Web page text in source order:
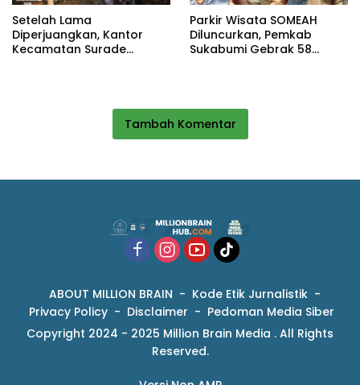
Setelah Lama
Diperjuangkan, Kantor
Kecamatan Surade
Parkir Wisata SOMEAH
Diluncurkan, Pemkab
Sukabumi Gebrak 58
Tambah Komentar
ABOUT MILLION BRAIN
Kode Etik Jurnalistik
Privacy Policy
Disclaimer
Pedoman Media Siber
Copyright 2024 - 2025 Million Brain Media . All Rights
Reserved.